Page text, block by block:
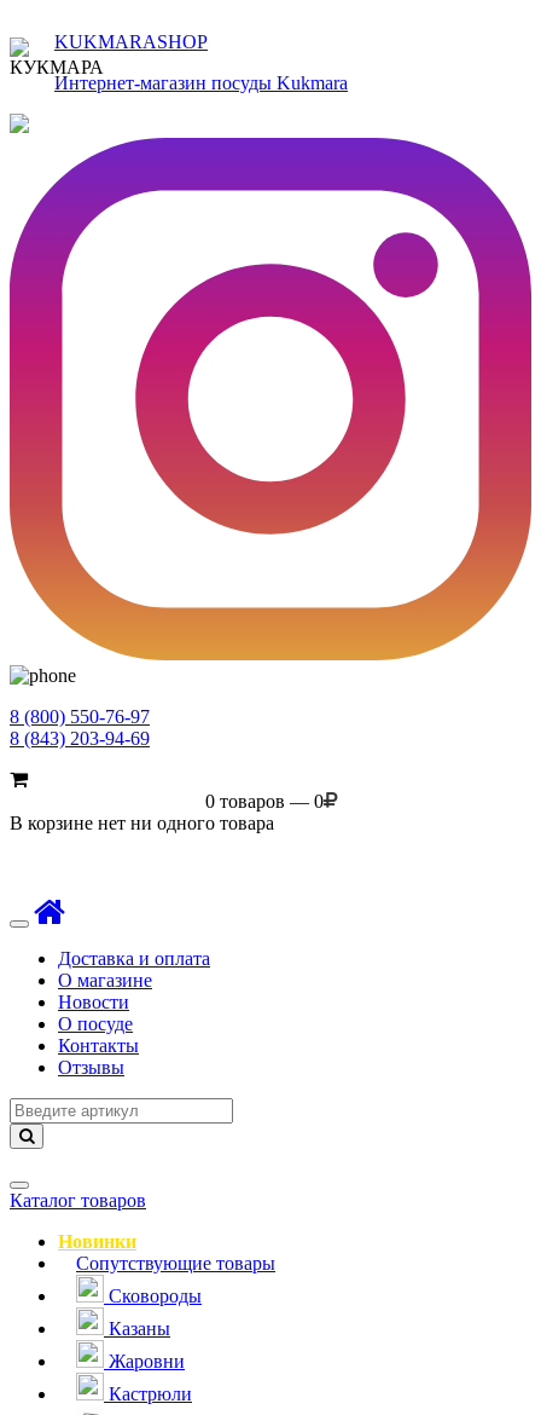
KUKMARASHOP
Интернет-магазин посуды Kukmara
8 (800) 550-76-97
8 (843) 203-94-69
0 товаров — 0
В корзине нет ни одного товара
Toggle
navigationДоставка и оплата
О магазине
Новости
О посуде
Контакты
Отзывы
Навигация
Каталог товаров
Новинки
Сопутствующие товары
Сковороды
Казаны
Жаровни
Кастрюли